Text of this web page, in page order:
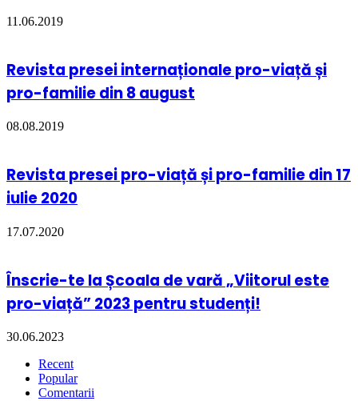
11.06.2019
Revista presei internaționale pro-viață și
pro-familie din 8 august
08.08.2019
Revista presei pro-viață și pro-familie din 17
iulie 2020
17.07.2020
Înscrie-te la Școala de vară „Viitorul este
pro-viață” 2023 pentru studenți!
30.06.2023
Recent
Popular
Comentarii